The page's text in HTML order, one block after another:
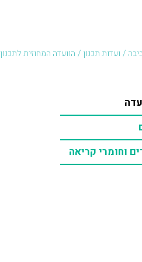
/ ועדות תכנון / הוועדה המחוזית
וחומרי קריאה